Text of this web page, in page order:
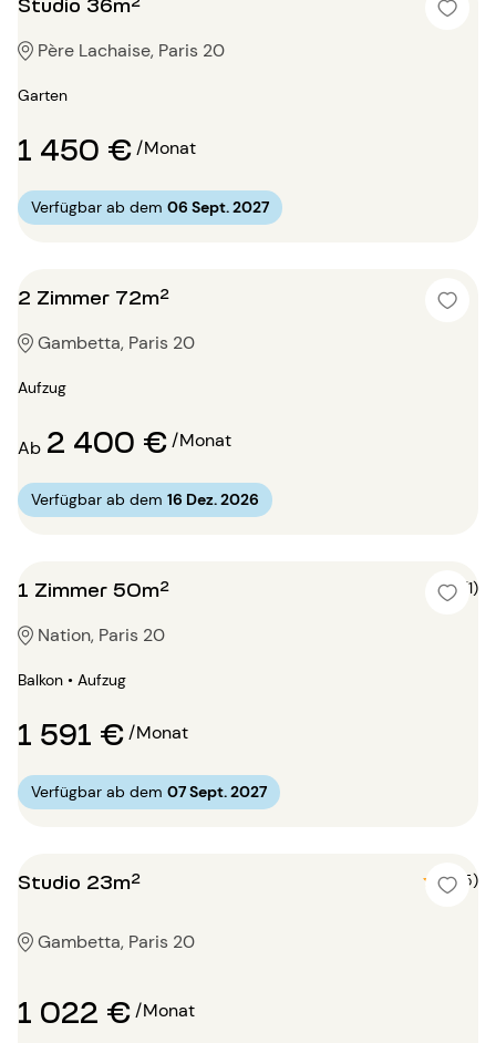
Père Lachaise, Paris 20
Garten
1 450 €/Monat
Verfügbar ab dem 06 Sept. 2027
2 Zimmer 72m²
Gambetta, Paris 20
Aufzug
Ab 2 400 €/Monat
Verfügbar ab dem 16 Dez. 2026
1 Zimmer 50m² 5 (1)
Nation, Paris 20
Balkon • Aufzug
1 591 €/Monat
Verfügbar ab dem 07 Sept. 2027
Studio 23m² 5 (5)
Gambetta, Paris 20
1 022 €/Monat